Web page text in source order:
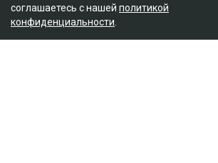
соглашаетесь с нашей политикой
конфиденциальности